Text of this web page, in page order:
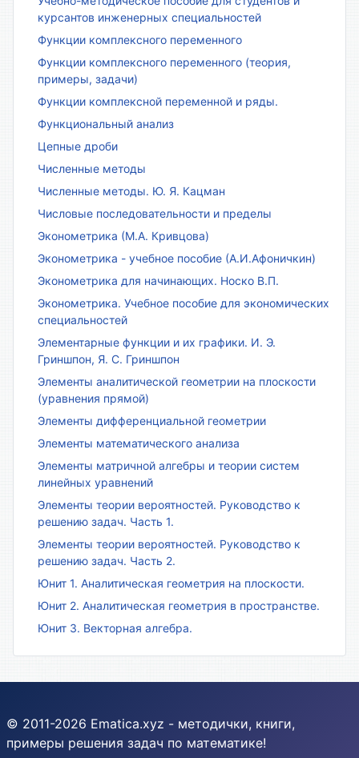
курсантов инженерных специальностей
Функции комплексного переменного
Функции комплексного переменного (теория,
примеры, задачи)
Функции комплексной переменной и ряды.
Функциональный анализ
Цепные дроби
Численные методы
Численные методы. Ю. Я. Кацман
Числовые последовательности и пределы
Эконометрика (М.А. Кривцова)
Эконометрика - учебное пособие (А.И.Афоничкин)
Эконометрика для начинающих. Носко В.П.
Эконометрика. Учебное пособие для экономических
специальностей
Элементарные функции и их графики. И. Э.
Гриншпон, Я. С. Гриншпон
Элементы аналитической геометрии на плоскости
(уравнения прямой)
Элементы дифференциальной геометрии
Элементы математического анализа
Элементы матричной алгебры и теории систем
линейных уравнений
Элементы теории вероятностей. Руководство к
решению задач. Часть 1.
Элементы теории вероятностей. Руководство к
решению задач. Часть 2.
Юнит 1. Аналитическая геометрия на плоскости.
Юнит 2. Аналитическая геометрия в пространстве.
Юнит 3. Векторная алгебра.
© 2011-2026 Ematica.xyz - методички, книги,
примеры решения задач по математике!